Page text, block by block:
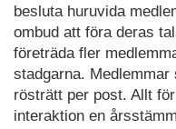
besluta huruvida
ombud att föra deras
företräda fler
stadgarna.
rösträtt per post. Allt
interaktion en